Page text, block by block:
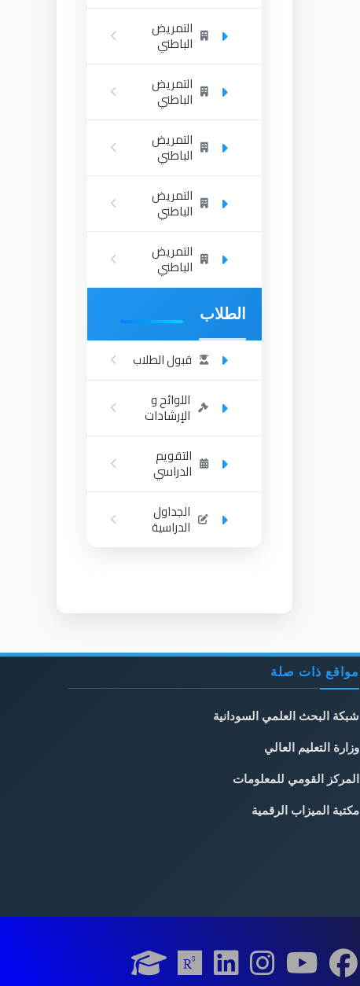
التمريض
الباطني
التمريض
الباطني
التمريض
الباطني
التمريض
الباطني
التمريض
الباطني
الطلاب
قبول الطلاب
اللوائح و
الإرشادات
التقويم
الدراسي
الجداول
الدراسية
مواقع ذات صلة
شبكة البحث العلمي السودانية
وزارة التعليم العالي
المركز القومي للمعلومات
مكتبة الميزاب الرقمية